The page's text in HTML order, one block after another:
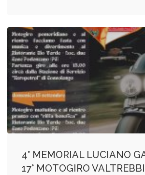
4° MEMORIAL LUCIANO
17° MOTOGIRO